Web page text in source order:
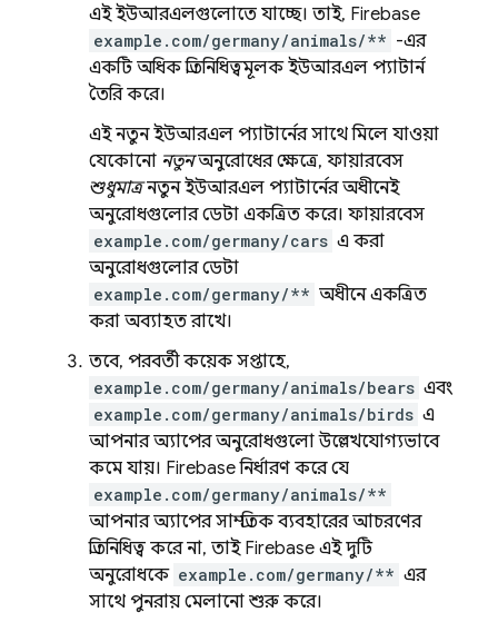
এই ইউআরএলগুলোতে যাচ্ছে। তাই, Firebase
example.com/germany/animals/** -এর
একটি অধিক প্রতিনিধিত্বমূলক ইউআরএল প্যাটার্ন
তৈরি করে।
এই নতুন ইউআরএল প্যাটার্নের সাথে মিলে যাওয়া
যেকোনো নতুনঅনুরোধের ক্ষেত্রে, ফায়ারবেস
শুধুমাত্রনতুন ইউআরএল প্যাটার্নের অধীনেই
অনুরোধগুলোর ডেটা একত্রিত করে। ফায়ারবেস
example.com/germany/cars এ করা
অনুরোধগুলোর ডেটা
example.com/germany/** অধীনে একত্রিত
করা অব্যাহত রাখে।
তবে, পরবর্তী কয়েক সপ্তাহে,
example.com/germany/animals/bears এবং
example.com/germany/animals/birds এ
আপনার অ্যাপের অনুরোধগুলো উল্লেখযোগ্যভাবে
কমে যায়। Firebase নির্ধারণ করে যে
example.com/germany/animals/**
আপনার অ্যাপের সাম্প্রতিক ব্যবহারের আচরণের
প্রতিনিধিত্ব করে না, তাই Firebase এই দুটি
অনুরোধকে example.com/germany/** এর
সাথে পুনরায় মেলানো শুরু করে।